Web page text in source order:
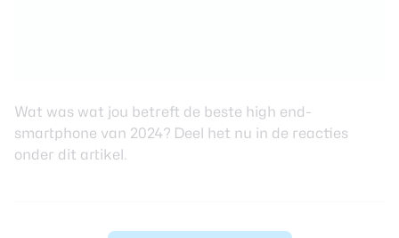
Wat was wat jou betreft de beste high end-
smartphone van 2024? Deel het nu in de reacties
onder dit artikel.